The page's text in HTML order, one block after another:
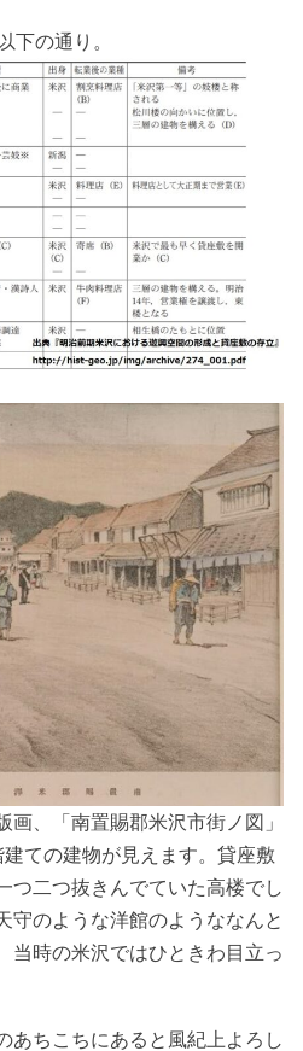
下の通り。
画、「南置賜郡米沢市街ノ図」
ての建物が見えます。貸座敷
つ二つ抜きんでていた高楼でし
守のような洋館のようななんと
当時の米沢ではひときわ目立っ
あちこちにあると風紀上よろし